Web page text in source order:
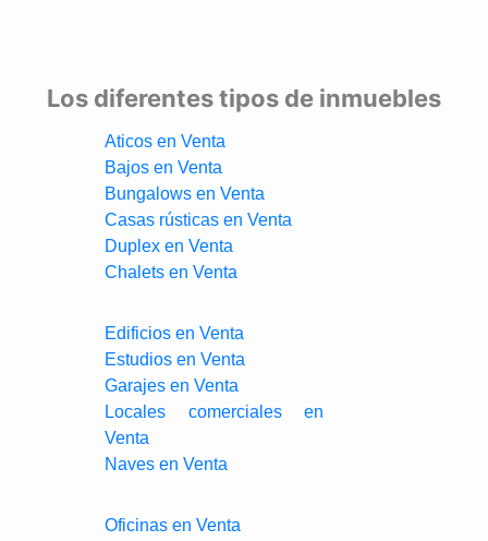
Los diferentes tipos de inmuebles
Aticos en Venta
Bajos en Venta
Bungalows en Venta
Casas rústicas en Venta
Duplex en Venta
Chalets en Venta
Edificios en Venta
Estudios en Venta
Garajes en Venta
Locales comerciales en
Venta
Naves en Venta
Oficinas en Venta